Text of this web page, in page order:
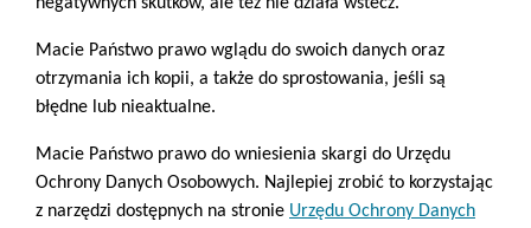
Macie Państwo prawo wglądu do swoich danych oraz
otrzymania ich kopii, a także do sprostowania, jeśli są
błędne lub nieaktualne.
Macie Państwo prawo do wniesienia skargi do Urzędu
Ochrony Danych Osobowych. Najlepiej zrobić to korzystając
z narzędzi dostępnych na stronie Urzędu Ochrony Danych